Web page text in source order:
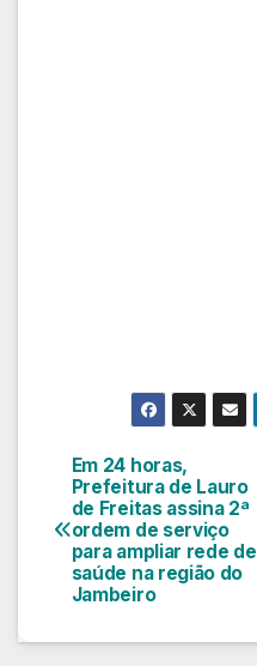
Navegação
de
Post
Em 24 horas,
Prefeitura de Lauro
de Freitas assina 2ª
ordem de serviço
para ampliar rede de
saúde na região do
Jambeiro